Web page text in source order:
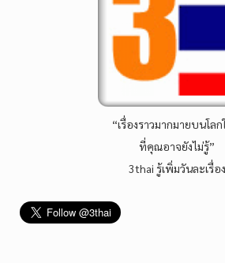
“เรื่องราวมากมายบนโล
ที่คุณอาจยังไม่รู้”
3thai รู้เพิ่มวันละเรื่อง